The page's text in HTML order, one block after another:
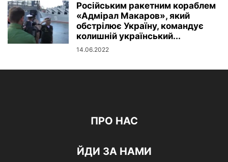
Російським ракетним кораблем
«Адмірал Макаров», який
обстрілює Україну, командує
колишній український...
14.06.2022
ПРО НАС
ЙДИ ЗА НАМИ